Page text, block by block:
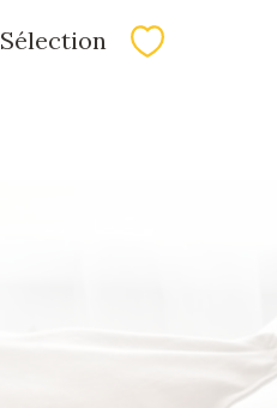
Sélection Sélectionner